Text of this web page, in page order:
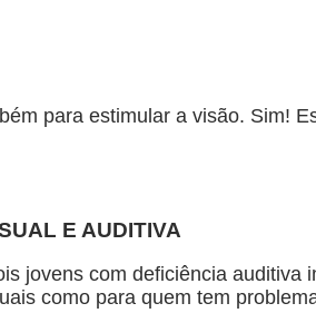
para estimular a visão. Sim!
E AUDITIVA
jovens com deficiência auditiva
como para quem tem